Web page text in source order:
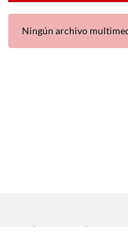
Ningún archivo
| |